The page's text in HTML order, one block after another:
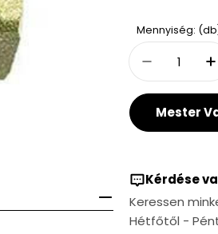
Mennyiség:
Mester
Kérdése
Keressen
Hétfőtől -